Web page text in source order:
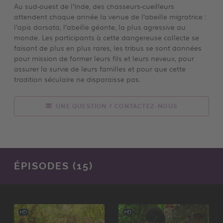
Au sud-ouest de l’Inde, des chasseurs-cueilleurs
attendent chaque année la venue de l’abeille migratrice :
l’apis dorsata, l’abeille géante, la plus agressive au
monde. Les participants à cette dangereuse collecte se
faisant de plus en plus rares, les tribus se sont données
pour mission de former leurs fils et leurs neveux, pour
assurer la survie de leurs familles et pour que cette
tradition séculaire ne disparaisse pas.
UNE QUESTION ? CONTACTEZ-NOUS
ÉPISODES (15)